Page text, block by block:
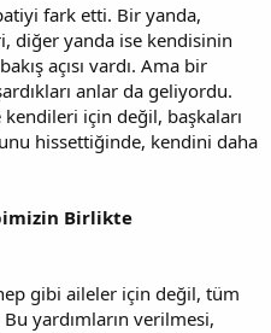
fark etti. Bir yanda,
diğer yanda ise kendisinin
açısı vardı. Ama bir
anlar da geliyordu.
kendileri için değil, başkaları
hissettiğinde, kendini daha
Birlikte
gibi aileler için değil, tüm
yardımların verilmesi,